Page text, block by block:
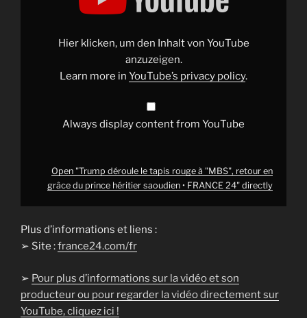
Hier klicken, um den Inhalt von YouTube
anzuzeigen.
Learn more in YouTube’s privacy policy.
Always display content from YouTube
Open "Trump déroule le tapis rouge à "MBS", retour en
grâce du prince héritier saoudien • FRANCE 24" directly
Plus d’informations et liens :
➢ Site :france24.com/fr
➢ Pour plus d’informations sur la vidéo et son
producteur ou pour regarder la vidéo directement sur
YouTube, cliquez ici !